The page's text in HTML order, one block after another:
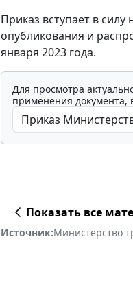
Приказ вступает в
опубликования и
января 2023 года.
Для просмотра
применения документа,
Показать все
Источник:Министерство